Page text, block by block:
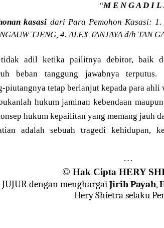
“M E N G A D I L
kasasi dari Para Pemohon Kasasi: 1.
TJENG, 4. ALEX TANJAYA d/h TAN
adil ketika pailitnya debitor, baik
beban tanggung jawabnya terputus.
piutangnya tetap berlanjut kepada para ahli
hukum jaminan kebendaan
hukum kepailitan yang memang jauh
adalah sebuah tragedi kehidupan,
…
© Hak Cipta HERY
dengan menghargaiJirih Payah,
Hery Shietra selaku